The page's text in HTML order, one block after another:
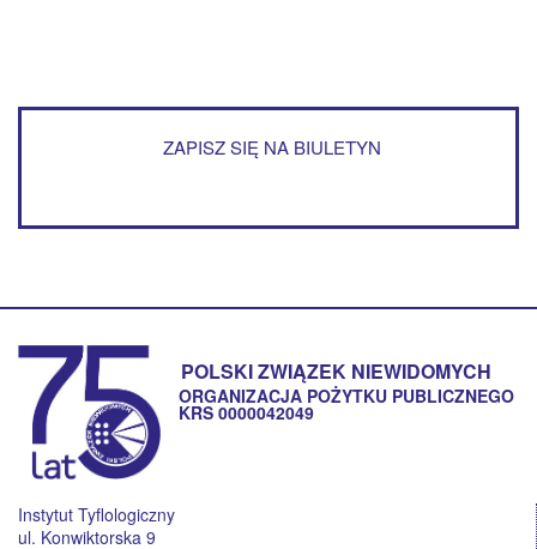
ZAPISZ SIĘ NA BIULETYN
POLSKI ZWIĄZEK NIEWIDOMYCH
ORGANIZACJA POŻYTKU PUBLICZNEGO
KRS 0000042049
Instytut Tyflologiczny
ul. Konwiktorska 9